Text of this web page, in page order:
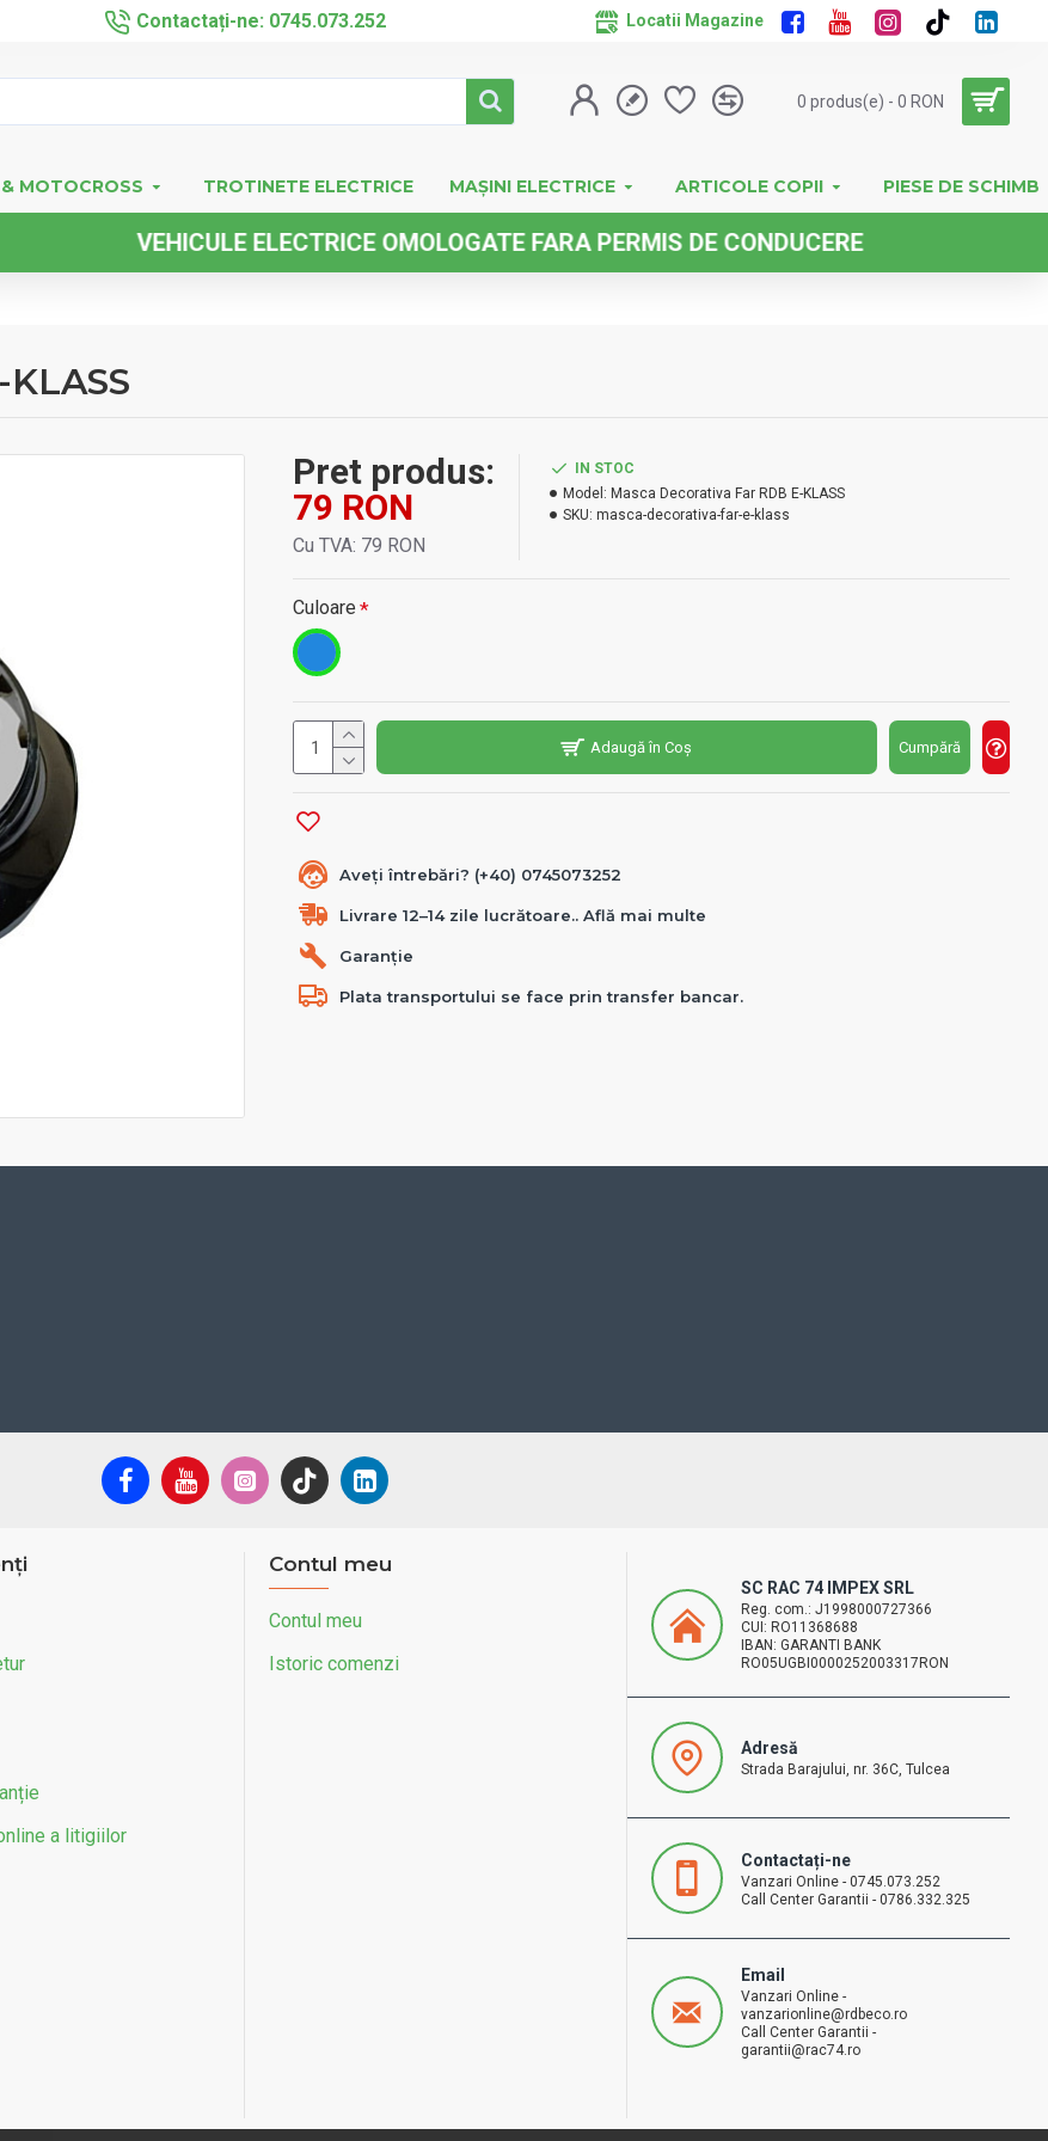
Contactați-ne: 0745.073.252 Locatii Magazine
0 produs(e) - 0 RON
MOTOCROSS TROTINETE ELECTRICE MAȘINI ELECTRICE ARTICOLE COPII PIESE DE SCHIMB
VEHICULE ELECTRICE OMOLOGATE FARA PERMIS DE CONDUCERE
Pret produs:
79 RON
Cu TVA: 79 RON
IN STOC
Model: Masca Decorativa Far RDB E-KLASS
SKU: masca-decorativa-far-e-klass
Culoare
Adaugă în Coș Cumpără
Aveți întrebări? (+40) 0745073252
Livrare 12–14 zile lucrătoare.. Află mai multe
Garanție
Plata transportului se face prin transfer bancar.
a litigiilor
Contul meu
Contul meu
Istoric comenzi
SC RAC 74 IMPEX SRL
Reg. com.: J1998000727366
CUI: RO11368688
IBAN: GARANTI BANK
RO05UGBI0000252003317RON
Adresă
Strada Barajului, nr. 36C, Tulcea
Contactați-ne
Vanzari Online - 0745.073.252
Call Center Garantii - 0786.332.325
Email
Vanzari Online -
vanzarionline@rdbeco.ro
Call Center Garantii -
garantii@rac74.ro